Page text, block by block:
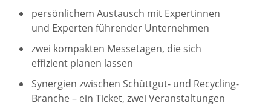
persönlichem Austausch mit Expertinnen
und Experten führender Unternehmen
zwei kompakten Messetagen, die sich
effizient planen lassen
Synergien zwischen Schüttgut- und Recycling-
Branche – ein Ticket, zwei Veranstaltungen